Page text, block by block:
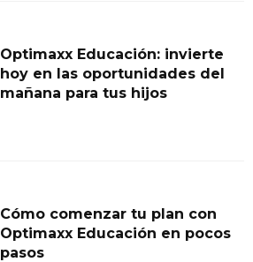
Optimaxx Educación: invierte
hoy en las oportunidades del
mañana para tus hijos
Cómo comenzar tu plan con
Optimaxx Educación en pocos
pasos